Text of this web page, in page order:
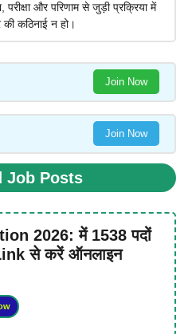
और परिणाम से जुड़ी प्रक्रिया में
की कठिनाई न हो।
Join Now
Join Now
Job Posts
2026: में 1538 पदों
से करें ऑनलाइन